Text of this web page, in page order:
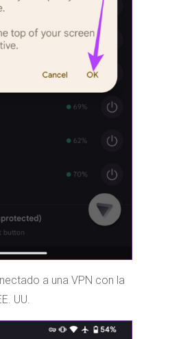
a una VPN con la
UU.